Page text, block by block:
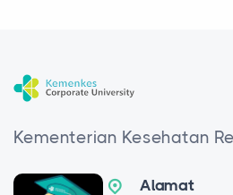
Kementerian Kesehatan
Alamat